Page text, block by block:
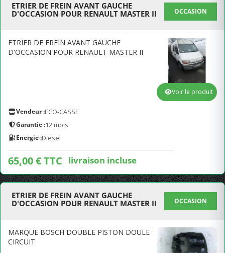
ETRIER DE FREIN AVANT GAUCHE
D'OCCASION POUR RENAULT MASTER II
OCCASION
ETRIER DE FREIN AVANT GAUCHE
D'OCCASION POUR RENAULT MASTER II
Vendeur :ECO-CASSE
Garantie :12 mois
Energie :Diesel
65,00 € TTC livraison incluse
Voir le produit
ETRIER DE FREIN AVANT GAUCHE
D'OCCASION POUR RENAULT MASTER II
OCCASION
MARQUE BOSCH DOUBLE PISTON DOULE
CIRCUIT